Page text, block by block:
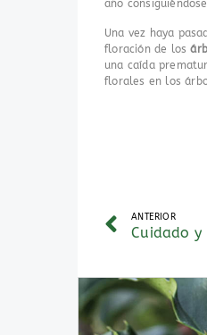
año
Una vez haya
floración de los
una caída
florales en los
ANTERIOR
Cuidado y